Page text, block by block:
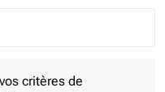
critères de